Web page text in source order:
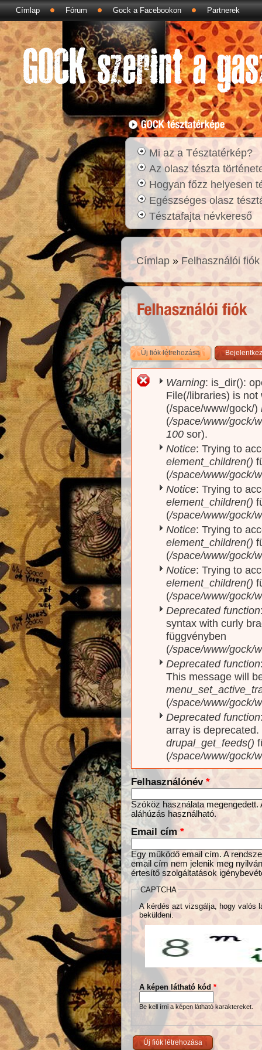
Címlap Fórum Gock a Facebookon Partnerek
Mi az a Tésztatérkép?
Az olasz tészta
Hogyan főzz helyesen
Egészséges olasz
Tésztafajta névkereső
Címlap » Felhasználói fiók
Új fiók létrehozása(aktív fül)
Hibaüzenet
Warning: is_dir():
File(/libraries) is
(/space/www/gock/)
(/space/www/gock/
100 sor).
Notice: Trying to
element_children()
(/space/www/gock/
Notice: Trying to
element_children()
(/space/www/gock/
Notice: Trying to
element_children()
(/space/www/gock/
Notice: Trying to
element_children()
(/space/www/gock/
Deprecated function
syntax with curly
függvényben
(/space/www/gock/
Deprecated function
This message will
(/space/www/gock/
Deprecated function
array is
drupal_get_feeds()
(/space/www/gock/
Felhasználónév *
Szóköz használata
aláhúzás használható.
Email cím *
Egy működő email cím. A
email cím nem jelenik meg
értesítő szolgáltatások
CAPTCHA
A kérdés azt vizsgálja, hogy valós
beküldeni.
A képen látható kód *
Be kell írni a képen látható karaktereket.